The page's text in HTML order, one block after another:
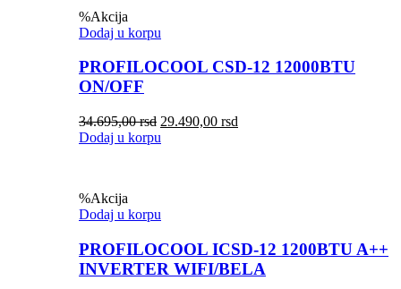
%Akcija
Dodaj u korpu
PROFILOCOOL CSD-12 12000BTU
ON/OFF
34.695,00rsd 29.490,00 rsd
Dodaj u korpu
%Akcija
Dodaj u korpu
PROFILOCOOL ICSD-12 1200BTU A++
INVERTER WIFI/BELA